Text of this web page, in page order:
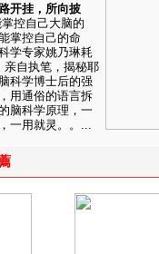
开挂，所向披
掌控自己大脑的
掌控自己的命
学专家姚乃琳耗
亲自执笔，揭秘耶
科学博士后的强
用通俗的语言拆
脑科学原理，一
一用就灵。。...